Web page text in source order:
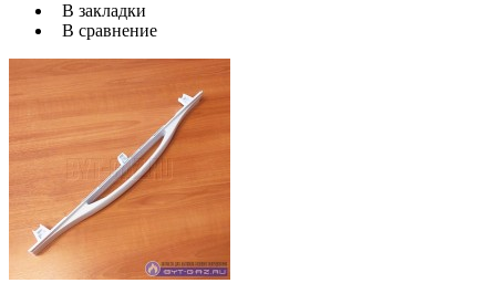
В закладки
В сравнение